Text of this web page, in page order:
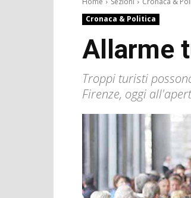
Cronaca & Politica
Allarme
Troppi turisti
Firenze, oggi